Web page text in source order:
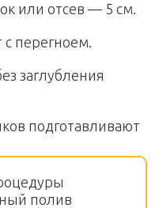
или отсев — 5 см.
перегноем.
заглубления
подготавливают
полив